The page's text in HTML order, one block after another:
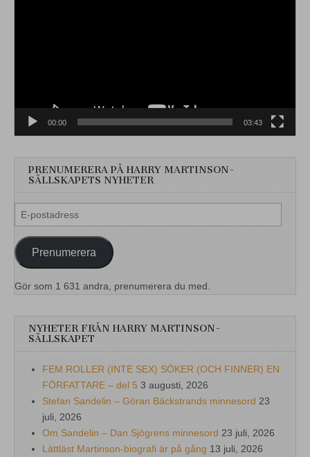
00:00 03:43
PRENUMERERA PÅ HARRY MARTINSON-
SÄLLSKAPETS NYHETER
E-
postadress
Prenumerera
Gör som 1 631 andra, prenumerera du med.
NYHETER FRÅN HARRY MARTINSON-
SÄLLSKAPET
FEM ROLLER (INTE SEX) SÖKER (OCH FINNER) EN
FÖRFATTARE – del 5 3 augusti, 2026
Stefan Sandelin – Göran Bäckstrands minnesord 23
juli, 2026
Om Sandelin – Dan Sjögrens minnesord 23 juli, 2026
Lättläst Martinson-biografi är på gång 13 juli, 2026